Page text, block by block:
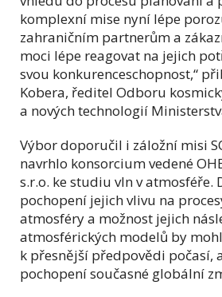
komplexní mise nyní lépe
zahraničním partnerům a
moci lépe reagovat na jejich
svou konkurenceschopnost,“
Kobera, ředitel Odboru
a nových technologií
Výbor doporučil i záložní misi
navrhlo konsorcium vedené
s.r.o. ke studiu vln v atmosféře.
pochopení jejich vlivu na
atmosféry a možnost jejich
atmosférických modelů by
k přesnější předpovědi počasí,
pochopení současné globální